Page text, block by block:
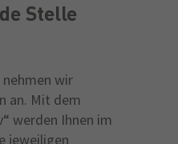
Stelle
nehmen wir
an. Mit dem
werden Ihnen im
jeweiligen